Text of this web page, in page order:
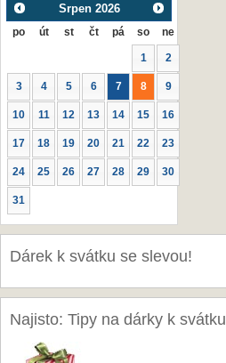
Srpen 2026
po út st čt pá so ne
1 2
3 4 5 6 7 8 9
10 11 12 13 14 15 16
17 18 19 20 21 22 23
24 25 26 27 28 29 30
31
Dárek k svátku se slevou!
Najisto: Tipy na dárky k svátku